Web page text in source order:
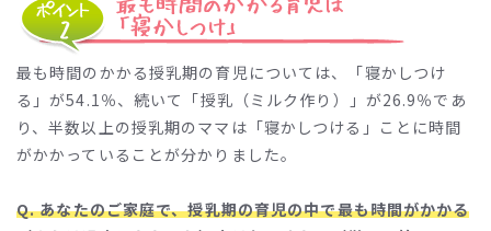
最も時間のかかる授乳期の育児については、「寝かしつけ
る」が54.1％、続いて「授乳（ミルク作り）」が26.9％であ
り、半数以上の授乳期のママは「寝かしつける」ことに時間
がかかっていることが分かりました。
Q. あなたのご家庭で、授乳期の育児の中で最も時間がかかる